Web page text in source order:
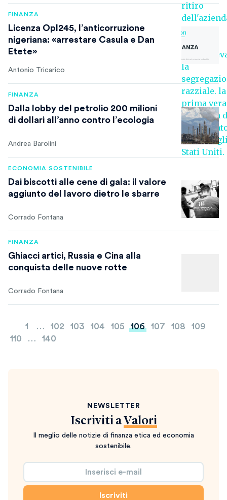
FINANZA
Licenza Opl245, l’anticorruzione
nigeriana: «arrestare Casula e Dan
Etete»
Antonio Tricarico
FINANZA
Dalla lobby del petrolio 200 milioni
di dollari all’anno contro l’ecologia
Andrea Barolini
ECONOMIA SOSTENIBILE
Dai biscotti alle cene di gala: il valore
aggiunto del lavoro dietro le sbarre
Corrado Fontana
FINANZA
Ghiacci artici, Russia e Cina alla
conquista delle nuove rotte
Corrado Fontana
Paginazione
degli
1 … 102 103 104 105 106 107 108
109
110
… 140
NEWSLETTER
Iscriviti a Valori
Il meglio delle notizie di finanza etica ed economia
sostenibile.